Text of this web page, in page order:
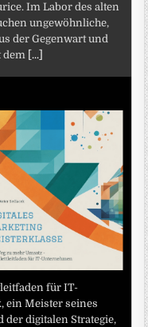
Im Labor des alten
ungewöhnliche,
der Gegenwart und
dem [...]
für IT-
ein Meister seines
der digitalen Strategie,